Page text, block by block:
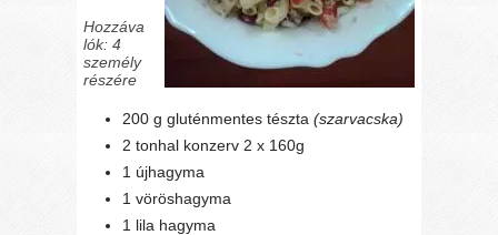
Hozzáva
lók: 4
személy
részére
200 g gluténmentes tészta(szarvacska)
2 tonhal konzerv 2 x 160g
1 újhagyma
1 vöröshagyma
1 lila hagyma